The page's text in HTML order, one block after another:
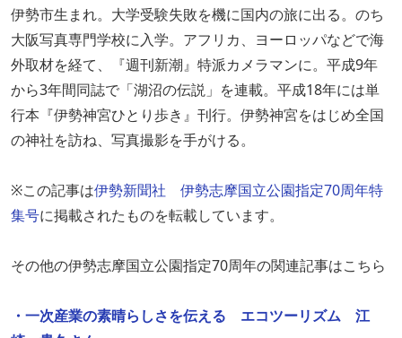
伊勢市生まれ。大学受験失敗を機に国内の旅に出る。のち
大阪写真専門学校に入学。アフリカ、ヨーロッパなどで海
外取材を経て、『週刊新潮』特派カメラマンに。平成9年
から3年間同誌で「湖沼の伝説」を連載。平成18年には単
行本『伊勢神宮ひとり歩き』刊行。伊勢神宮をはじめ全国
の神社を訪ね、写真撮影を手がける。
※この記事は伊勢新聞社 伊勢志摩国立公園指定70周年特
集号に掲載されたものを転載しています。
その他の伊勢志摩国立公園指定70周年の関連記事はこちら
・一次産業の素晴らしさを伝える エコツーリズム 江